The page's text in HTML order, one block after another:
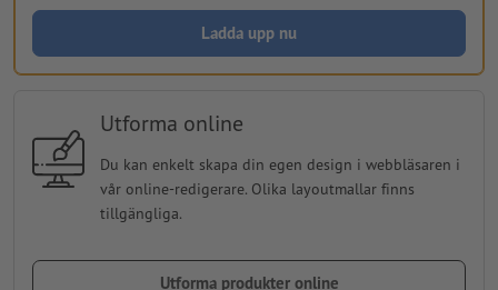
Ladda upp nu
Utforma online
Du kan enkelt skapa din egen design i webbläsaren i
vår online-redigerare. Olika layoutmallar finns
tillgängliga.
Utforma produkter online